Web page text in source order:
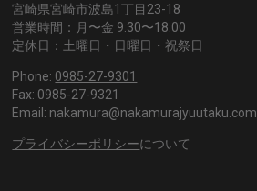
宮崎県宮崎市波島1丁目23-18
営業時間：月〜金 9:30〜18:00
定休日：土曜日・日曜日・祝祭日
Phone: 0985-27-9301
Fax: 0985-27-9321
Email: nakamura@nakamurajyuutaku.com
プライバシーポリシーについて